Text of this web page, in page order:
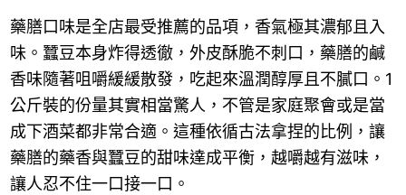
藥膳口味是全店最受推薦的品項，香氣極其濃郁且入
味。蠶豆本身炸得透徹，外皮酥脆不刺口，藥膳的鹹
香味隨著咀嚼緩緩散發，吃起來溫潤醇厚且不膩口。1
公斤裝的份量其實相當驚人，不管是家庭聚會或是當
成下酒菜都非常合適。這種依循古法拿捏的比例，讓
藥膳的藥香與蠶豆的甜味達成平衡，越嚼越有滋味，
讓人忍不住一口接一口。